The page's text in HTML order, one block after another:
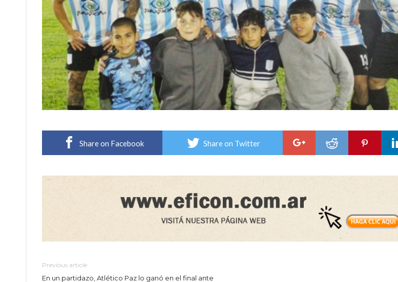
Share on Facebook Share on Twitter
Previous article
En un partidazo, Atlético Paz lo ganó en el final ante